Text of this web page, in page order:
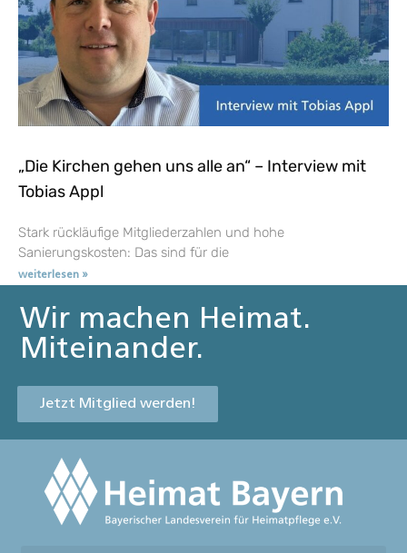
„Die Kirchen gehen uns alle an“ – Interview mit
Tobias Appl
Stark rückläufige Mitgliederzahlen und hohe
Sanierungskosten: Das sind für die
weiterlesen »
Wir machen Heimat.
Miteinander.
Jetzt Mitglied werden!